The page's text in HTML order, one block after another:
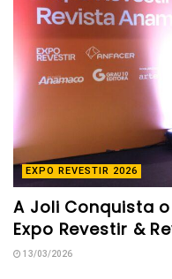
EXPO REVESTIR 2026
A Joli Conquista
Expo Revestir &
13/03/2026